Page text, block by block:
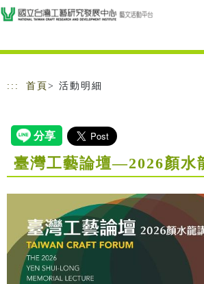
跳到主要內容
網站導覽
::: 首頁 > 活動明細
臺灣工藝論壇—2026顏水